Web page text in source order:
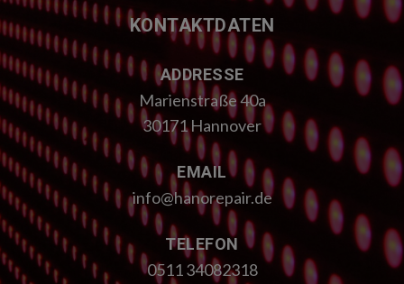
KONTAKTDATEN
ADDRESSE
Marienstraße 40a
30171 Hannover
EMAIL
info@hanorepair.de
TELEFON
0511 34082318